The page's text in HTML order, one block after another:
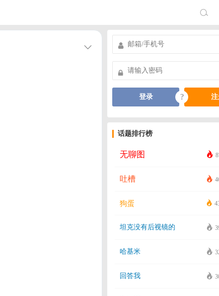
登录 ?
话题排行榜
无聊图
吐槽
狗蛋
坦克没有后视镜的
哈基米
回答我